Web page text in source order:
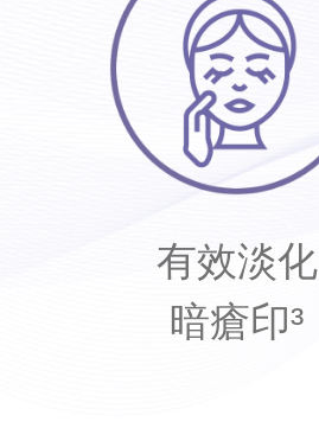
有效淡化
暗瘡印³